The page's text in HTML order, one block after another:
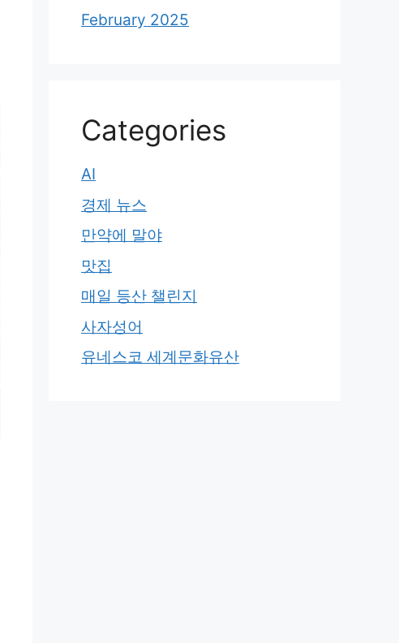
February 2025
Categories
AI
경제 뉴스
만약에 말야
맛집
매일 등산 챌린지
사자성어
유네스코 세계문화유산